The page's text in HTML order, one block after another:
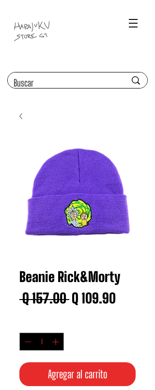
Beanie Rick&Morty
Q 157.00 Precio
Q 109.90
Agregar al carrito